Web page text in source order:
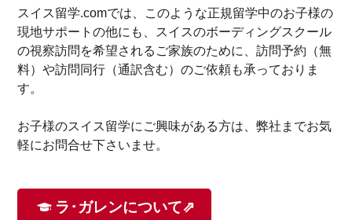
スイス留学.comでは、このような正規留学中のお子様の
現地サポートの他にも、スイスのボーディングスクール
の視察訪問を希望されるご家族のために、訪問予約（無
料）や訪問同行（通訳含む）のご依頼も承っておりま
す。
お子様のスイス留学にご興味がある方は、弊社までお気
軽にお問合せ下さいませ。
ラ･ガレンについて⇗